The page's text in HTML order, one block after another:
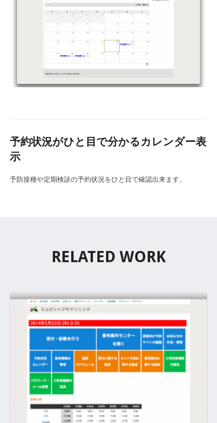
予約状況がひと目で分かるカレンダー表
示
予防接種や定期検診の予約状況をひと目で確認出来ます。
RELATED WORK